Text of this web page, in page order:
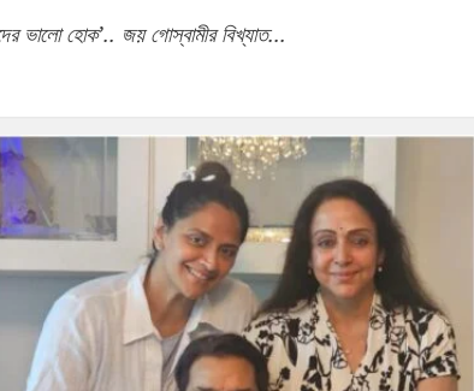
ভালো হোক’.. জয় গোস্বামীর বিখ্যাত...